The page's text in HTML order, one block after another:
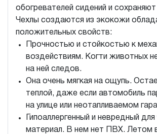
обогревателей сидений и сохраняют
Чехлы создаются из экокожи
положительных свойств:
Прочностью и стойкостью к
воздействиям. Когти животных
на ней следов.
Она очень мягкая на ощупь.
теплой, даже если автомобиль
на улице или неотапливаемом
Гипоаллергенный и невредный
материал. В нем нет ПВХ. Летом